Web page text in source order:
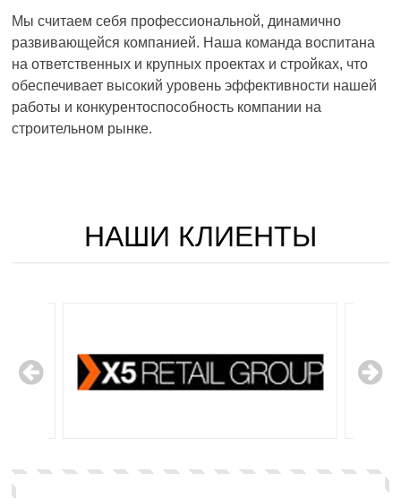
Мы считаем себя профессиональной, динамично
развивающейся компанией. Наша команда воспитана
на ответственных и крупных проектах и стройках, что
обеспечивает высокий уровень эффективности нашей
работы и конкурентоспособность компании на
строительном рынке.
НАШИ КЛИЕНТЫ